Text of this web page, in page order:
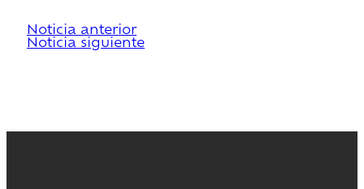
Noticia anterior
Noticia siguiente